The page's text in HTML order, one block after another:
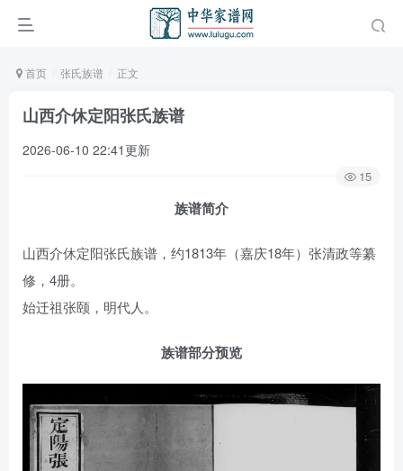
首页 张氏族谱 正文
山西介休定阳张氏族谱
2026-06-10 22:41更新
15
族谱简介
山西介休定阳张氏族谱，约1813年（嘉庆18年）张清政等纂
修，4册。
始迁祖张颐，明代人。
族谱部分预览